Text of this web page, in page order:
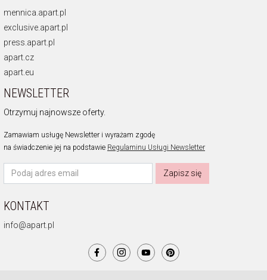
mennica.apart.pl
exclusive.apart.pl
press.apart.pl
apart.cz
apart.eu
NEWSLETTER
Otrzymuj najnowsze oferty.
Zamawiam usługę Newsletter i wyrażam zgodę
na świadczenie jej na podstawie Regulaminu Usługi Newsletter
Zapisz się
KONTAKT
info@apart.pl